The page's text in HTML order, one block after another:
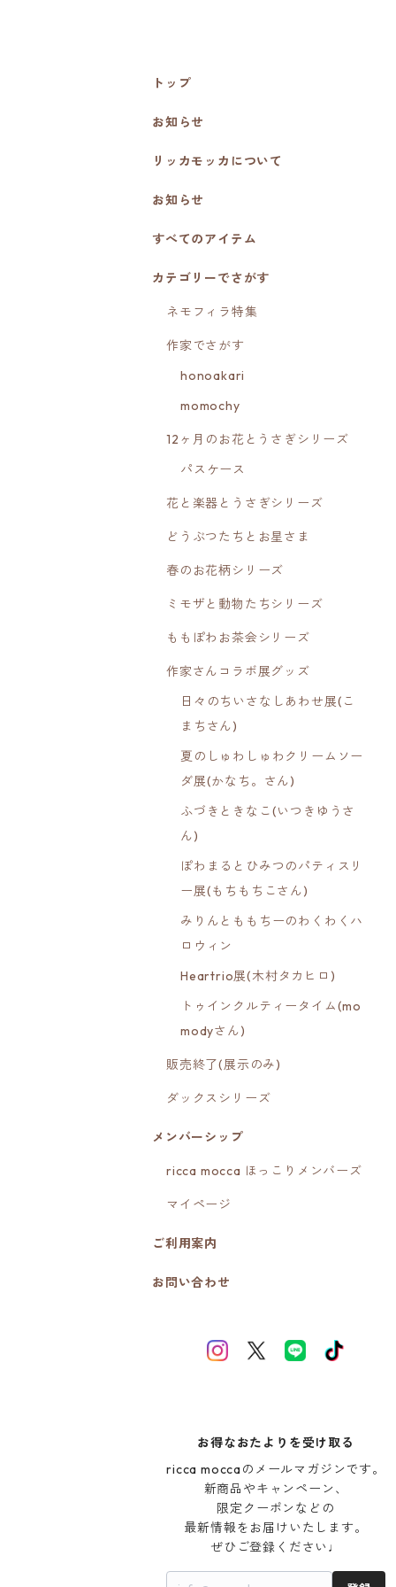
トップ
お知らせ
リッカモッカについて
お知らせ
すべてのアイテム
カテゴリーでさがす
ネモフィラ特集
作家でさがす
honoakari
momochy
12ヶ月のお花とうさぎシリーズ
パスケース
花と楽器とうさぎシリーズ
どうぶつたちとお星さま
春のお花柄シリーズ
ミモザと動物たちシリーズ
ももぽわお茶会シリーズ
作家さんコラボ展グッズ
日々のちいさなしあわせ展(こ
まちさん)
夏のしゅわしゅわクリームソー
ダ展(かなち。さん)
ふづきときなこ(いつきゆうさ
ん)
ぽわまるとひみつのパティスリ
ー展(もちもちこさん)
みりんとももちーのわくわくハ
ロウィン
Heartrio展(木村タカヒロ)
トゥインクルティータイム(mo
modyさん)
販売終了(展示のみ)
ダックスシリーズ
メンバーシップ
ricca mocca ほっこりメンバーズ
マイページ
ご利用案内
お問い合わせ
お得なおたよりを受け取る
ricca moccaのメールマガジンです。
新商品やキャンペーン、
限定クーポンなどの
最新情報をお届けいたします。
ぜひご登録ください♩